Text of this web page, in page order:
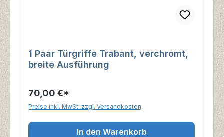
1 Paar Türgriffe Trabant, verchromt,
breite Ausführung
70,00 €*
Preise inkl. MwSt. zzgl. Versandkosten
In den Warenkorb